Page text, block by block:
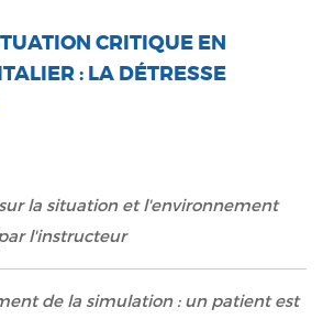
CRITIQUE EN
: LA DÉTRESSE
la situation et l'environnement
l'instructeur
de la simulation : un patient est